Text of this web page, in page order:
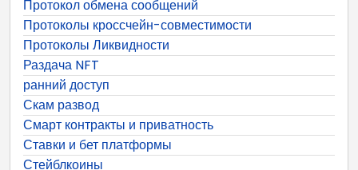
Протокол обмена сообщений
Протоколы кроссчейн-совместимости
Протоколы Ликвидности
Раздача NFT
ранний доступ
Скам развод
Смарт контракты и приватность
Ставки и бет платформы
Стейблкоины